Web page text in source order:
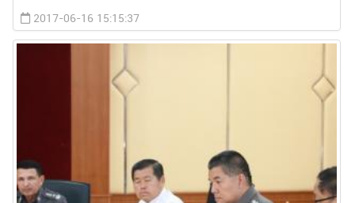
2017-06-16 15:15:37